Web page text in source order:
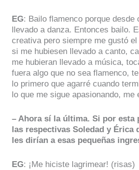
EG: Bailo flamenco porque desde
llevado a danza. Entonces bailo.
creativa pero siempre me gustó
si me hubiesen llevado a canto,
me hubieran llevado a música,
fuera algo que no sea flamenco,
lo primero que agarré cuando
lo que me sigue apasionando, me
– Ahora sí la última. Si por esta
las respectivas Soledad y Érica
les dirían a esas pequeñas
EG: ¡Me hiciste lagrimear! (risas)